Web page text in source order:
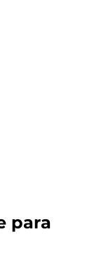
para